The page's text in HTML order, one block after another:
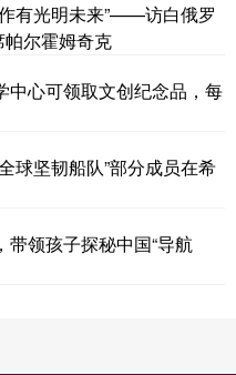
有光明未来”——访白俄罗
尔霍姆奇克
中心可领取文创纪念品，每
球坚韧船队”部分成员在希
领孩子探秘中国“导航